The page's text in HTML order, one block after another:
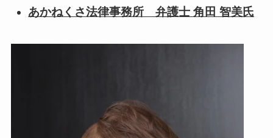
あかねくさ法律事務所 弁護士 角田 智美氏